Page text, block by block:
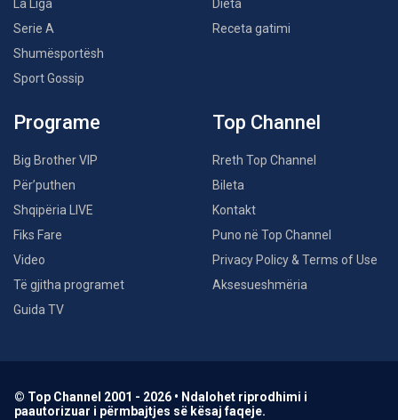
La Liga
Serie A
Shumësportësh
Sport Gossip
Dieta
Receta gatimi
Programe
Big Brother VIP
Për’puthen
Shqipëria LIVE
Fiks Fare
Video
Të gjitha programet
Guida TV
Top Channel
Rreth Top Channel
Bileta
Kontakt
Puno në Top Channel
Privacy Policy & Terms of Use
Aksesueshmëria
© Top Channel 2001 - 2026 • Ndalohet riprodhimi i
paautorizuar i përmbajtjes së kësaj faqeje.